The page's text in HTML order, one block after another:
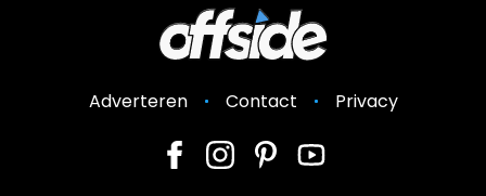
Adverteren Contact Privacy